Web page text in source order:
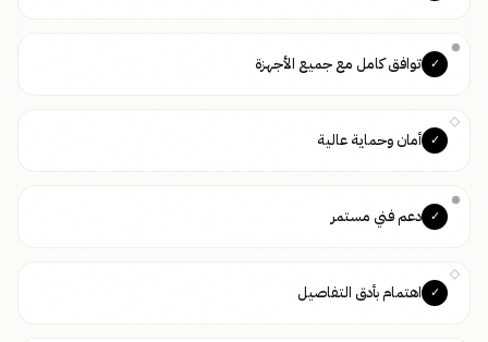
✓ توافق كامل مع جميع الأجهزة
✓ أمان وحماية عالية
✓ دعم فني مستمر
✓ اهتمام بأدق التفاصيل